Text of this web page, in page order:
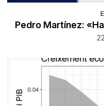
Pedro Martínez: